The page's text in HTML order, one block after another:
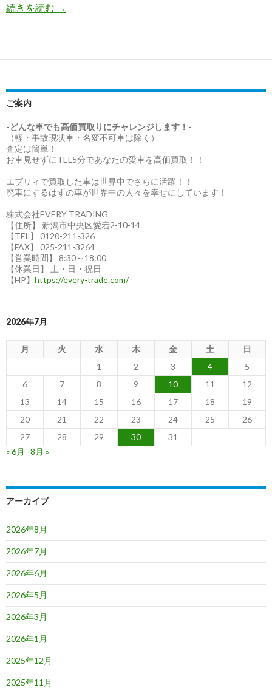
続きを読む
CEO
め
の
取
で
感
じ
た
信
頼
の
重
さ
→
ご案内
-どんな車でも高価買取りにチャレンジします！-
（軽・事故現状車・名変不可車は除く）
査定は簡単！
お車見せずにTEL5分であなたの愛車を高価買取！！
エブリィで買取した車は世界中でさらに活躍！！
廃車にするはずの車が世界中の人々を幸せにしています！
株式会社EVERY TRADING
【住所】 新潟市中央区愛宕2-10-14
【TEL】 0120-211-326
【FAX】 025-211-3264
【営業時間】 8:30～18:00
【休業日】 土・日・祝日
【HP】 https://every-trade.com/
2026年7月
月 火 水 木 金 土
日
1
2 3 4
5
6
7 8 9 10 11
12
13
14 15 16 17 18
19
20
21 22 23 24 25
26
27
28 29 30
31
« 6月
8月 »
アーカイブ
2026年8月
2026年7月
2026年6月
2026年5月
2026年3月
2026年1月
2025年12月
2025年11月